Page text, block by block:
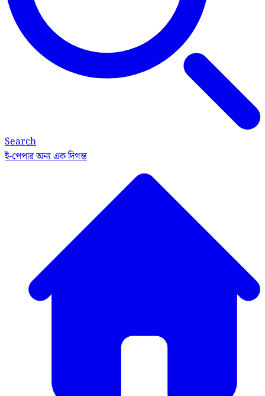
Search
ই-পেপারঅন্য এক দিগন্ত